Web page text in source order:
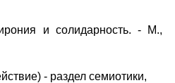
и солидарность. - М.,
- раздел семиотики,